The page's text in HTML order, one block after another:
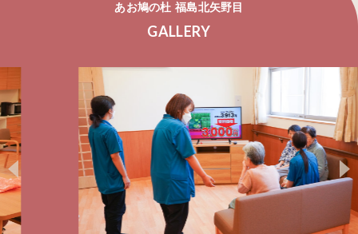
あお鳩の杜 福島北矢野目
GALLERY